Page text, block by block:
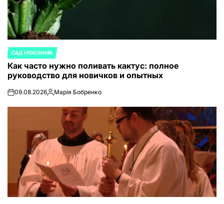
ОПУБЛИКОВАНО
В
САД І РОСЛИНИ
Как часто нужно поливать кактус: полное
руководство для новичков и опытных
on09.08.2026Запись
Марія Бобренко